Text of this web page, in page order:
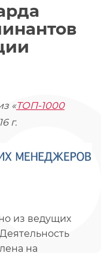
«ТОП-1000
г.
из ведущих
на